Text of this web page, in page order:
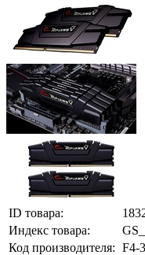
ID товара:
Индекс товара:
Код производителя: F4-